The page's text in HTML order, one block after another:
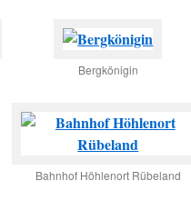
Bergkönigin
Bahnhof Höhlenort Rübeland